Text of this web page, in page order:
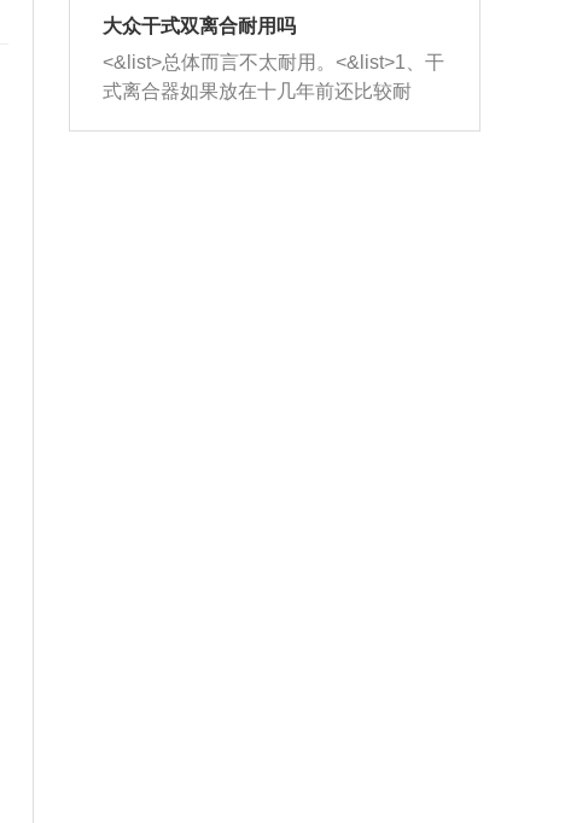
室，最后形成废气排出，就可以让三元
催化器得到清洗，排气管堵塞的情况就
能够得到解决。
造成烧机油。<&list>3、机油粘度。使用
机油粘度过小的话，同样会有烧机油现
象，机油粘度过小具有很好的流动性，
无法制作，需要将车辆送到修理厂或4s
店；<&list>2.车辆半轴套管防尘罩破
裂，破裂后会出现漏油现象，使半轴磨
损严重，磨损的半轴容易损坏，产生异
响；<&list>3.稳定器的转向胶套和球头
大众干式双离合耐用吗
<&list>总体而言不太耐用。<&list>1、干
式离合器如果放在十几年前还比较耐